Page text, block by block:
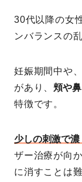
30代以降の女
ンバランスの
妊娠期間中や
があり、頬や
特徴です。
少しの刺激で濃
ザー治療が向
に消すことは